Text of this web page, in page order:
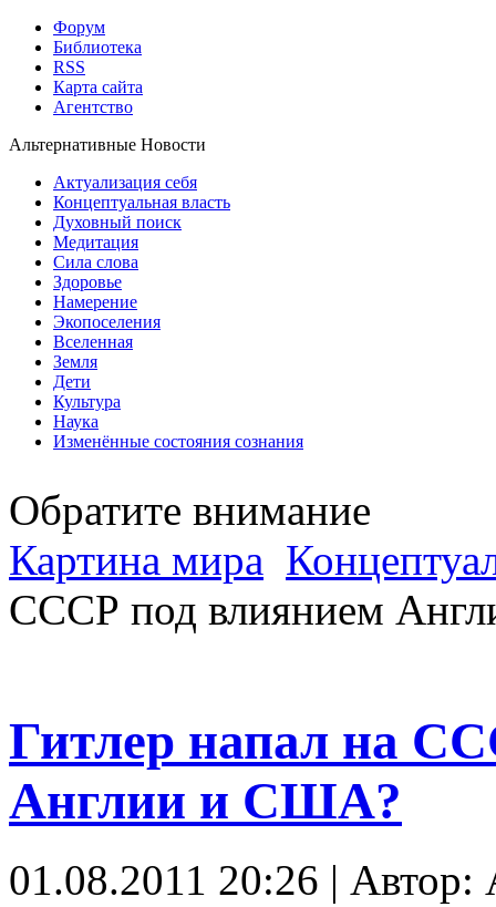
Форум
Библиотека
RSS
Карта сайта
Агентство
Альтернативные Новости
Актуализация себя
Концептуальная власть
Духовный поиск
Медитация
Сила слова
Здоровье
Намерение
Экопоселения
Вселенная
Земля
Дети
Культура
Наука
Изменённые состояния сознания
Обратите внимание
Картина мира
СССР под влиянием
Гитлер напал на
Англии и США?
01.08.2011 20:26 |